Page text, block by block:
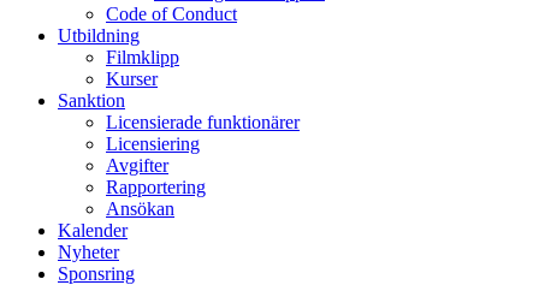
Code of Conduct
Utbildning
Filmklipp
Kurser
Sanktion
Licensierade funktionärer
Licensiering
Avgifter
Rapportering
Ansökan
Kalender
Nyheter
Sponsring